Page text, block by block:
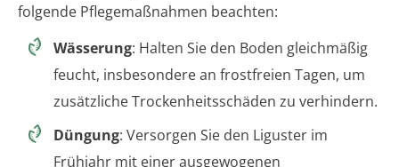
folgende Pflegemaßnahmen beachten:
Wässerung: Halten Sie den Boden gleichmäßig
feucht, insbesondere an frostfreien Tagen, um
zusätzliche Trockenheitsschäden zu verhindern.
Düngung: Versorgen Sie den Liguster im
Frühjahr mit einer ausgewogenen